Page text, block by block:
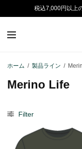
税込7,000円以上
ホーム / 製品ライン /
Merino Life
Filter